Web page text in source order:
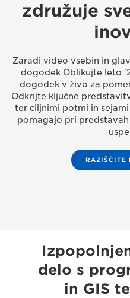
združuje
Zaradi video vsebin in
dogodek Oblikujte leto
dogodek v živo za
Odkrijte ključne
ter ciljnimi potmi in
pomagajo pri
RAZIŠČITE
delo s
in GIS